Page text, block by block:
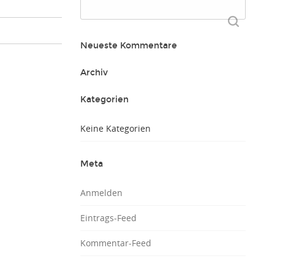
nach:
Neueste Kommentare
Archiv
Kategorien
Keine Kategorien
Meta
Anmelden
Eintrags-Feed
Kommentar-Feed